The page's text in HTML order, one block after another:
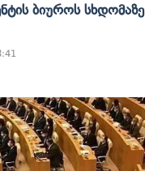
Ბიუროს Სხდომაზე